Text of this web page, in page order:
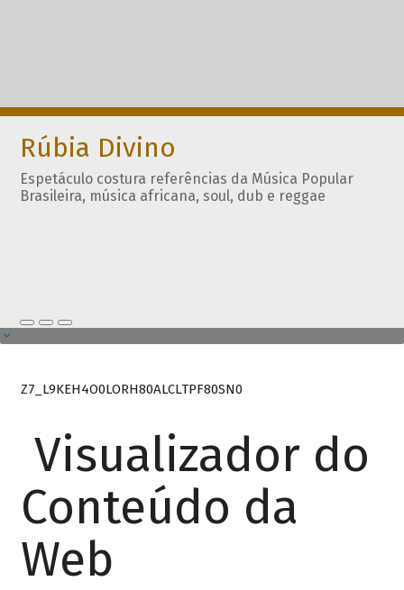
Rúbia Divino
Espetáculo costura referências da Música Popular
Brasileira, música africana, soul, dub e reggae
Z7_L9KEH4O0LORH80ALCLTPF80SN0
Visualizador do
Conteúdo da
Web